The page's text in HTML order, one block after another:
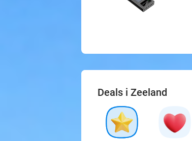
Deals i Zeeland